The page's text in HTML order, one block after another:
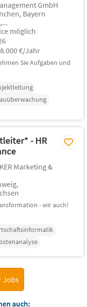
GmbH
Bayern
möglich
€/Jahr
Sie Aufgaben und
- HR
Marketing &
- wir auch!
Jobs
auch: